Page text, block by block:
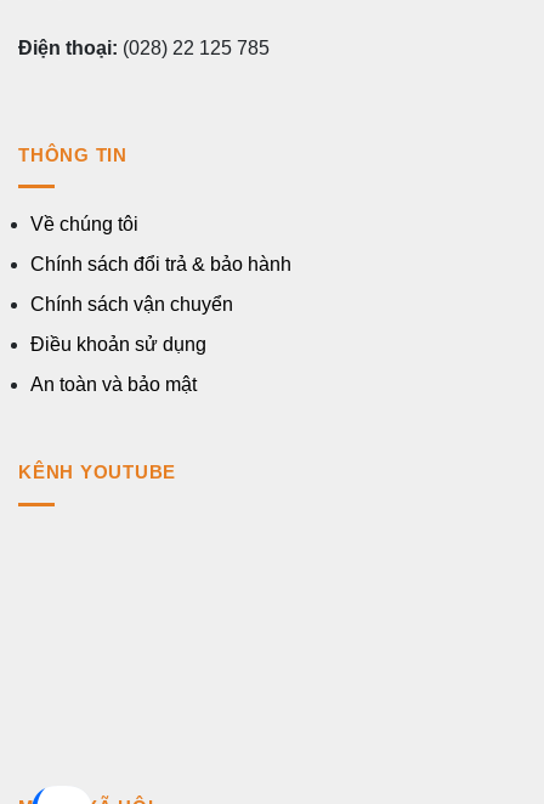
Điện thoại: (028) 22 125 785
THÔNG TIN
Về chúng tôi
Chính sách đổi trả & bảo hành
Chính sách vận chuyển
Điều khoản sử dụng
An toàn và bảo mật
KÊNH YOUTUBE